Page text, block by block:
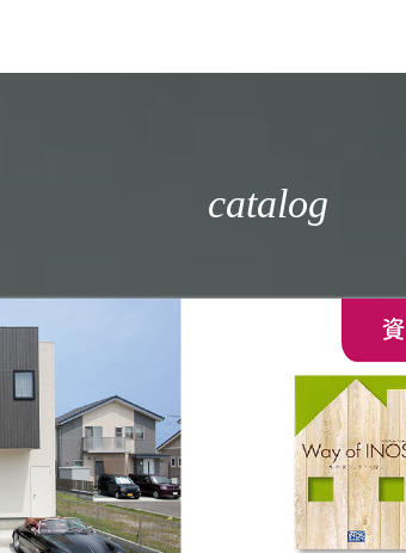
catalog